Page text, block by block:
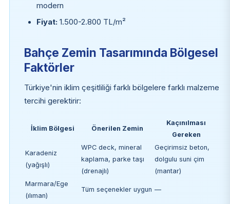
modern
Fiyat: 1.500-2.800 TL/m²
Bahçe Zemin Tasarımında Bölgesel
Faktörler
Türkiye'nin iklim çeşitliliği farklı bölgelere farklı malzeme
tercihi gerektirir:
İklim Bölgesi Önerilen Zemin
Kaçınılması
Gereken
Karadeniz
(yağışlı)
WPC deck, mineral
kaplama, parke taşı
(drenajlı)
Geçirimsiz beton,
dolgulu suni çim
(mantar)
Marmara/Ege
(ılıman)
Tüm seçenekler uygun —